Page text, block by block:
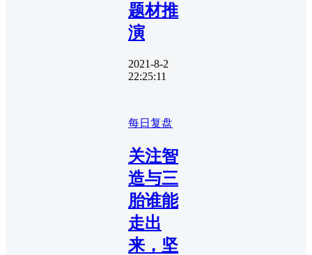
题材推
演
2021-8-2
22:25:11
每日复盘
关注智
造与三
胎谁能
走出
来，坚